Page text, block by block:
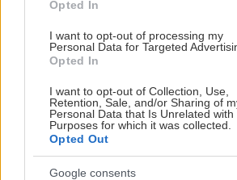
Opted In
I want to opt-out of processing my
Personal Data for Targeted
Opted In
I want to opt-out of Collection, Use,
Retention, Sale, and/or Sharing of
Personal Data that Is Unrelated with
Purposes for which it was collected.
Opted Out
Google consents
Aktuality
Môj
zadarmo